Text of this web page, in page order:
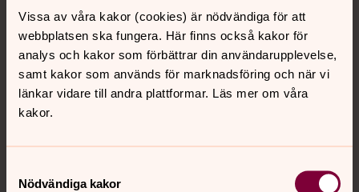
Vissa av våra kakor (cookies) är nödvändiga för att
webbplatsen ska fungera. Här finns också kakor för
analys och kakor som förbättrar din användarupplevelse,
samt kakor som används för marknadsföring och när vi
länkar vidare till andra plattformar. Läs mer om våra
kakor.
Nödvändiga kakor
Kalender
Hitta snabbt